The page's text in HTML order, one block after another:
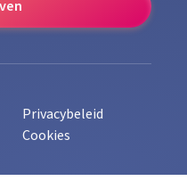
Privacybeleid
Cookies